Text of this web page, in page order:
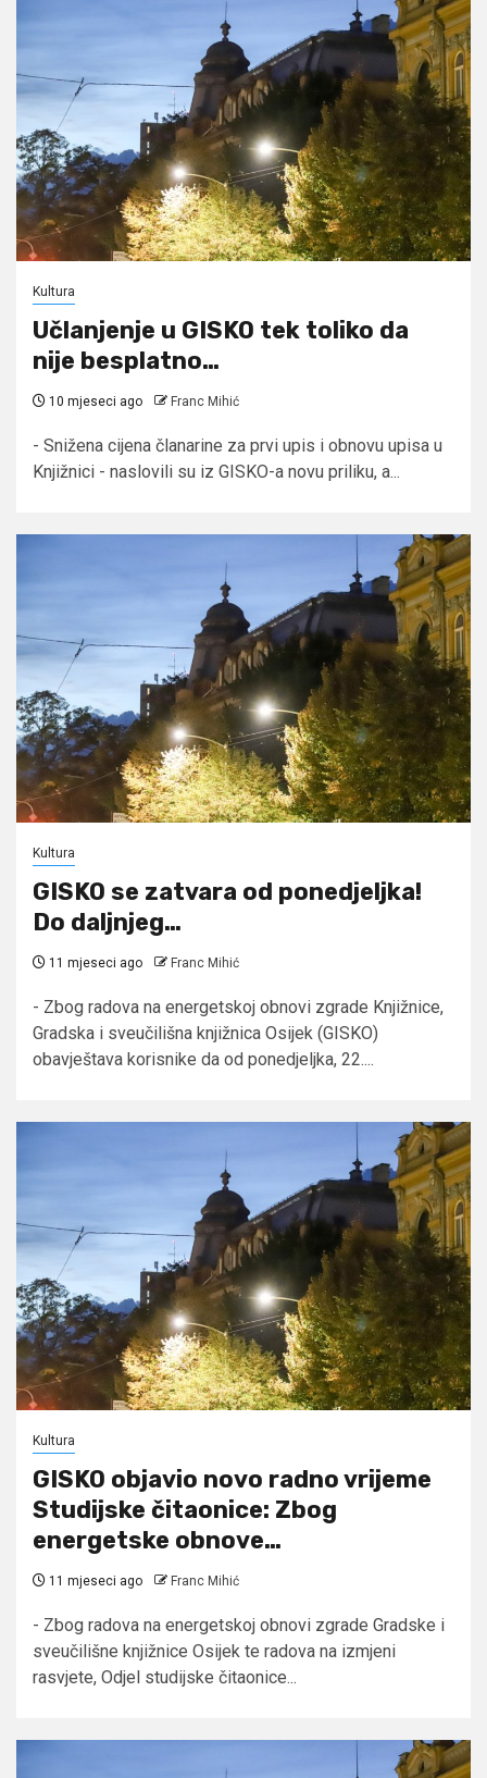
Kultura
Učlanjenje u GISKO tek toliko da
nije besplatno…
10 mjeseci ago Franc Mihić
- Snižena cijena članarine za prvi upis i obnovu upisa u
Knjižnici - naslovili su iz GISKO-a novu priliku, a...
Kultura
GISKO se zatvara od ponedjeljka!
Do daljnjeg…
11 mjeseci ago Franc Mihić
- Zbog radova na energetskoj obnovi zgrade Knjižnice,
Gradska i sveučilišna knjižnica Osijek (GISKO)
obavještava korisnike da od ponedjeljka, 22....
Kultura
GISKO objavio novo radno vrijeme
Studijske čitaonice: Zbog
energetske obnove…
11 mjeseci ago Franc Mihić
- Zbog radova na energetskoj obnovi zgrade Gradske i
sveučilišne knjižnice Osijek te radova na izmjeni
rasvjete, Odjel studijske čitaonice...